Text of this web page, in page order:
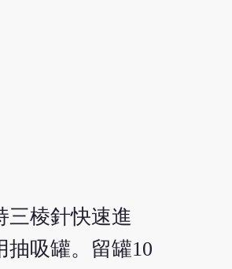
三棱針快速進
吸罐。留罐10